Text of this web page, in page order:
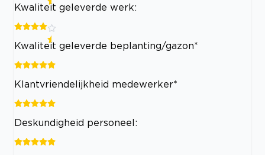
Kwaliteit geleverde werk:
Kwaliteit geleverde beplanting/gazon*
Klantvriendelijkheid medewerker*
Deskundigheid personeel: